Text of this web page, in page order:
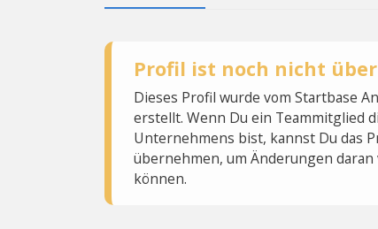
Profil ist noch nicht
Dieses Profil wurde vom Startbase
erstellt. Wenn Du ein Teammitglied
Unternehmens bist, kannst Du das
übernehmen, um Änderungen
können.